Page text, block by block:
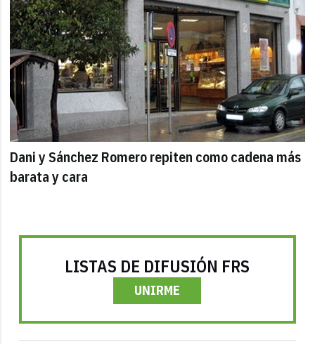
Dani y Sánchez Romero repiten como cadena más
barata y cara
LISTAS DE DIFUSIÓN FRS
UNIRME